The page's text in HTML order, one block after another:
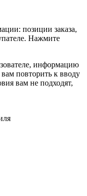
позиции заказа,
Нажмите
информацию
повторить к вводу
вам не подходят,